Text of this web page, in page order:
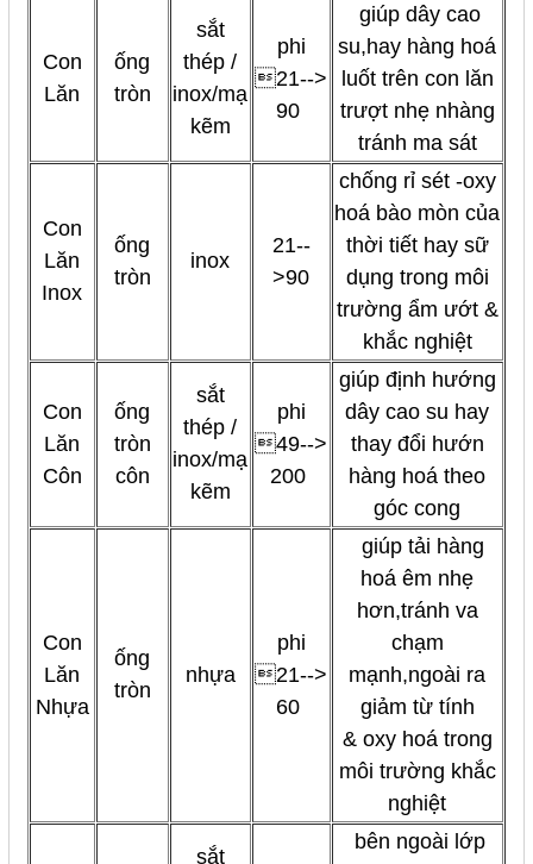
Con
Lăn
ống
tròn
sắt
thép /
inox/mạ
kẽm
phi
21-->
90
giúp dây cao
su,hay hàng hoá
luốt trên con lăn
trượt nhẹ nhàng
tránh ma sát
Con
Lăn
Inox
ống
tròn
inox
21--
>90
chống rỉ sét -oxy
hoá bào mòn của
thời tiết hay sữ
dụng trong môi
trường ẩm ướt &
khắc nghiệt
Con
Lăn
Côn
ống
tròn
côn
sắt
thép /
inox/mạ
kẽm
phi
49-->
200
giúp định hướng
dây cao su hay
thay đổi hướn
hàng hoá theo
góc cong
Con
Lăn
Nhựa
ống
tròn
nhựa
phi
21-->
60
giúp tải hàng
hoá êm nhẹ
hơn,tránh va
chạm
mạnh,ngoài ra
giảm từ tính
& oxy hoá trong
môi trường khắc
nghiệt
sắt
bên ngoài lớp